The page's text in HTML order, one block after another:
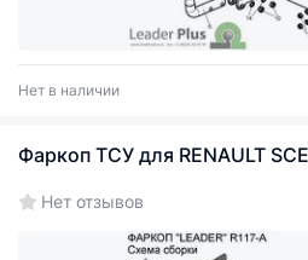
Нет в наличии
Фаркоп ТСУ для RENAULT
Нет отзывов